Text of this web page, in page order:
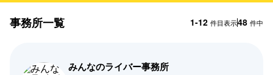
事務所一覧 1-12 件目表示48 件中
みんなのライバー事務所